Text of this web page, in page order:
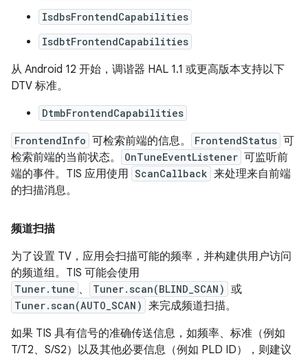
IsdbsFrontendCapabilities
IsdbtFrontendCapabilities
从 Android 12 开始，调谐器 HAL 1.1 或更高版本支持以下
DTV 标准。
DtmbFrontendCapabilities
FrontendInfo 可检索前端的信息。 FrontendStatus 可
检索前端的当前状态。
OnTuneEventListener 可监听前
端的事件。TIS 应用使用 ScanCallback 来处理来自前端
的扫描消息。
频道扫描
为了设置 TV，应用会扫描可能的频率，并构建供用户访问
的频道组。TIS 可能会使用
Tuner.tune 、 Tuner.scan(BLIND_SCAN) 或
Tuner.scan(AUTO_SCAN) 来完成频道扫描。
如果 TIS 具有信号的准确传送信息，如频率、标准（例如
T/T2、S/S2）以及其他必要信息（例如 PLD ID），则建议